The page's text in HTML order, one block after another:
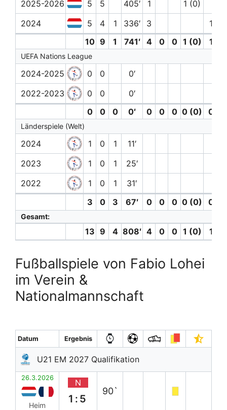
2025-2026 5 5 405′ 1
1 (0)
2024
5 4 1 336′ 3
1
10 9 1 741′ 4 0 0 1 (0) 1
UEFA Nations League
2024-2025 0 0
0′
2022-2023
0 0
0′
0
0 0 0′ 0 0 0 0 (0) 0
Länderspiele (Welt)
2024 1 0 1
11′
2023
1 0 1
25′
2022
1 0 1
31′
3
0 3 67′ 0 0 0 0 (0) 0
Gesamt:
13 9 4 808′ 4 0 0 1 (0) 1
Fußballspiele von Fabio Lohei
im Verein &
Nationalmannschaft
Datum Ergebnis
U21 EM 2027 Qualifikation
26.3.2026
Heim
N
1:5
90`